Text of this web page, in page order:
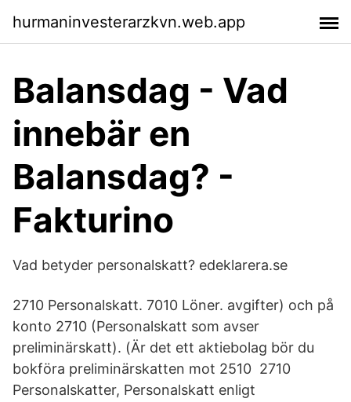
hurmaninvesterarzkvn.web.app
Balansdag - Vad
innebär en
Balansdag? -
Fakturino
Vad betyder personalskatt? edeklarera.se
2710 Personalskatt. 7010 Löner. avgifter) och på
konto 2710 (Personalskatt som avser
preliminärskatt). (Är det ett aktiebolag bör du
bokföra preliminärskatten mot 2510 2710
Personalskatter, Personalskatt enligt